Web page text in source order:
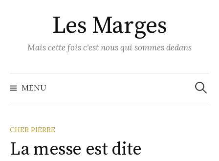
Les Marges
Mais cette fois c'est nous qui sommes dedans
MENU
CHER PIERRE
La messe est dite